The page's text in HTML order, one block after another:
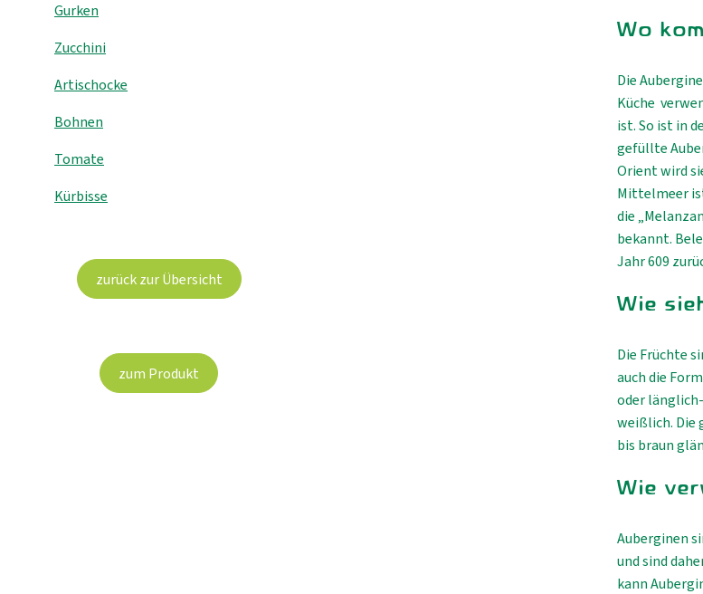
Gurken
Zucchini
Artischocke
Bohnen
Tomate
Kürbisse
zurück zur Übersicht
zum Produkt
Wo
Die
Küche
ist. So ist in
gefüllte
Orient wird
Mittelmeer
die
bekannt.
Jahr 609
Wie
Die Früchte
auch die
oder
weißlich. Die
bis braun
Wie
Auberginen
und sind
kann